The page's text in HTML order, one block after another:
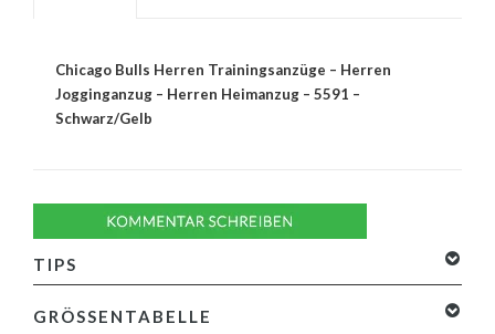
Chicago Bulls Herren Trainingsanzüge – Herren
Jogginganzug – Herren Heimanzug – 5591 –
Schwarz/Gelb
TIPS
GRÖSSENTABELLE